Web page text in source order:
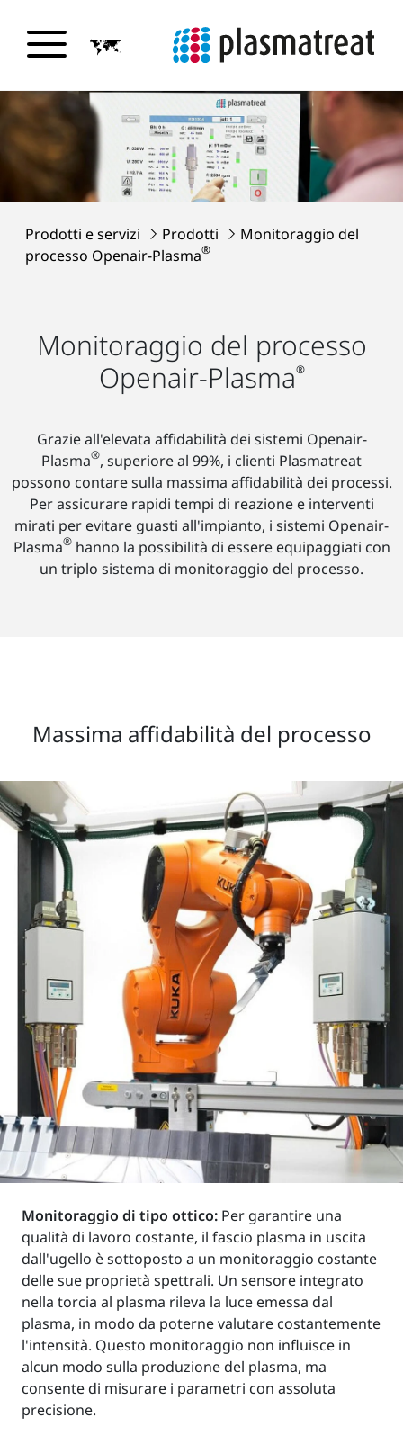
Prodotti e servizi Prodotti
Monitoraggio del
processo Openair-Plasma®
Monitoraggio del processo
Openair-Plasma®
Grazie all'elevata affidabilità dei sistemi Openair-
Plasma®, superiore al 99%, i clienti Plasmatreat
possono contare sulla massima affidabilità dei processi.
Per assicurare rapidi tempi di reazione e interventi
mirati per evitare guasti all'impianto, i sistemi Openair-
Plasma®hanno la possibilità di essere equipaggiati con
un triplo sistema di monitoraggio del processo.
Massima affidabilità del processo
Monitoraggio di tipo ottico: Per garantire una
qualità di lavoro costante, il fascio plasma in uscita
dall'ugello è sottoposto a un monitoraggio costante
delle sue proprietà spettrali. Un sensore integrato
nella torcia al plasma rileva la luce emessa dal
plasma, in modo da poterne valutare costantemente
l'intensità. Questo monitoraggio non influisce in
alcun modo sulla produzione del plasma, ma
consente di misurare i parametri con assoluta
precisione.